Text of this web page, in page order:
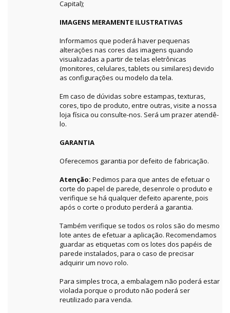
Capital);
IMAGENS MERAMENTE ILUSTRATIVAS
Informamos que poderá haver pequenas
alterações nas cores das imagens quando
visualizadas a partir de telas eletrônicas
(monitores, celulares, tablets ou similares) devido
as configurações ou modelo da tela.
Em caso de dúvidas sobre estampas, texturas,
cores, tipo de produto, entre outras, visite a nossa
loja física ou consulte-nos. Será um prazer atendê-
lo.
GARANTIA
Oferecemos garantia por defeito de fabricação.
Atenção: Pedimos para que antes de efetuar o
corte do papel de parede, desenrole o produto e
verifique se há qualquer defeito aparente, pois
após o corte o produto perderá a garantia.
Também verifique se todos os rolos são do mesmo
lote antes de efetuar a aplicação. Recomendamos
guardar as etiquetas com os lotes dos papéis de
parede instalados, para o caso de precisar
adquirir um novo rolo.
Para simples troca, a embalagem não poderá estar
violada porque o produto não poderá ser
reutilizado para venda.